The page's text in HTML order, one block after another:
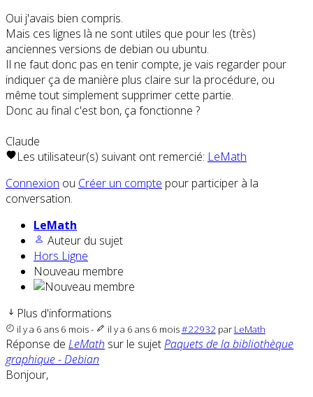
Oui j'avais bien compris.
Mais ces lignes là ne sont utiles que pour les (très)
anciennes versions de debian ou ubuntu.
Il ne faut donc pas en tenir compte, je vais regarder pour
indiquer ça de manière plus claire sur la procédure, ou
même tout simplement supprimer cette partie.
Donc au final c'est bon, ça fonctionne ?
Claude
Les utilisateur(s) suivant ont remercié: LeMath
Connexion ou Créer un compte pour participer à la
conversation.
LeMath
Auteur du sujet
Hors Ligne
Nouveau membre
Plus d'informations
il y a 6 ans 6 mois- il y a 6 ans 6 mois#22932 par LeMath
Réponse de LeMath sur le sujetPaquets de la bibliothèque
graphique - Debian
Bonjour,